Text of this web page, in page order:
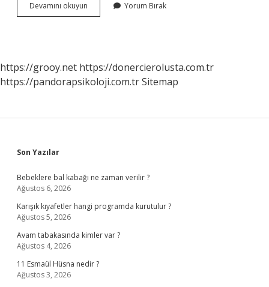
Devamını okuyun
Çevre
Yorum Bırak
https://grooy.net https://donercierolusta.com.tr
https://pandorapsikoloji.com.trSitemap
Sidebar
Son Yazılar
Bebeklere bal kabağı ne zaman verilir ?
Ağustos 6, 2026
Karışık kıyafetler hangi programda kurutulur ?
Ağustos 5, 2026
Avam tabakasında kimler var ?
Ağustos 4, 2026
11 Esmaül Hüsna nedir ?
Ağustos 3, 2026